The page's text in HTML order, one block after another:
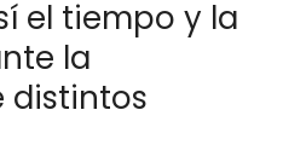
el tiempo y la
la
distintos